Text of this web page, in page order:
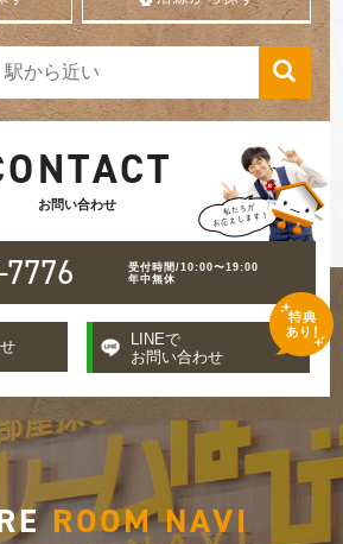
お問い合わせ
受付時間/10:00〜19:00
年中無休
LINEで
お問い合わせ
ROOM NAVI